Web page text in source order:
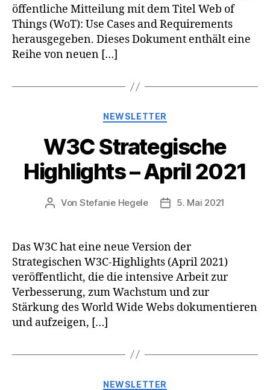
öffentliche Mitteilung mit dem Titel Web of
Things (WoT): Use Cases and Requirements
herausgegeben. Dieses Dokument enthält eine
Reihe von neuen […]
Kategorien
NEWSLETTER
W3C Strategische
Highlights – April 2021
Beitragsautor
Von Stefanie Hegele Veröffentlichungsdatum
5. Mai 2021
Das W3C hat eine neue Version der
Strategischen W3C-Highlights (April 2021)
veröffentlicht, die die intensive Arbeit zur
Verbesserung, zum Wachstum und zur
Stärkung des World Wide Webs dokumentieren
und aufzeigen, […]
Kategorien
NEWSLETTER